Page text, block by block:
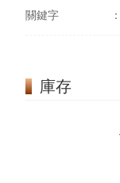
關鍵字 ：
庫存